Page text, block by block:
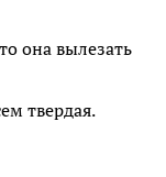
она вылезать
твердая.